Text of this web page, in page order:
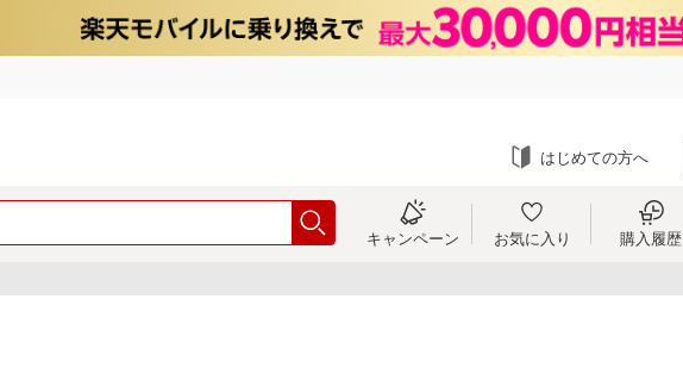
はじめての方へ
キャンペーン お気に入り 購入履歴